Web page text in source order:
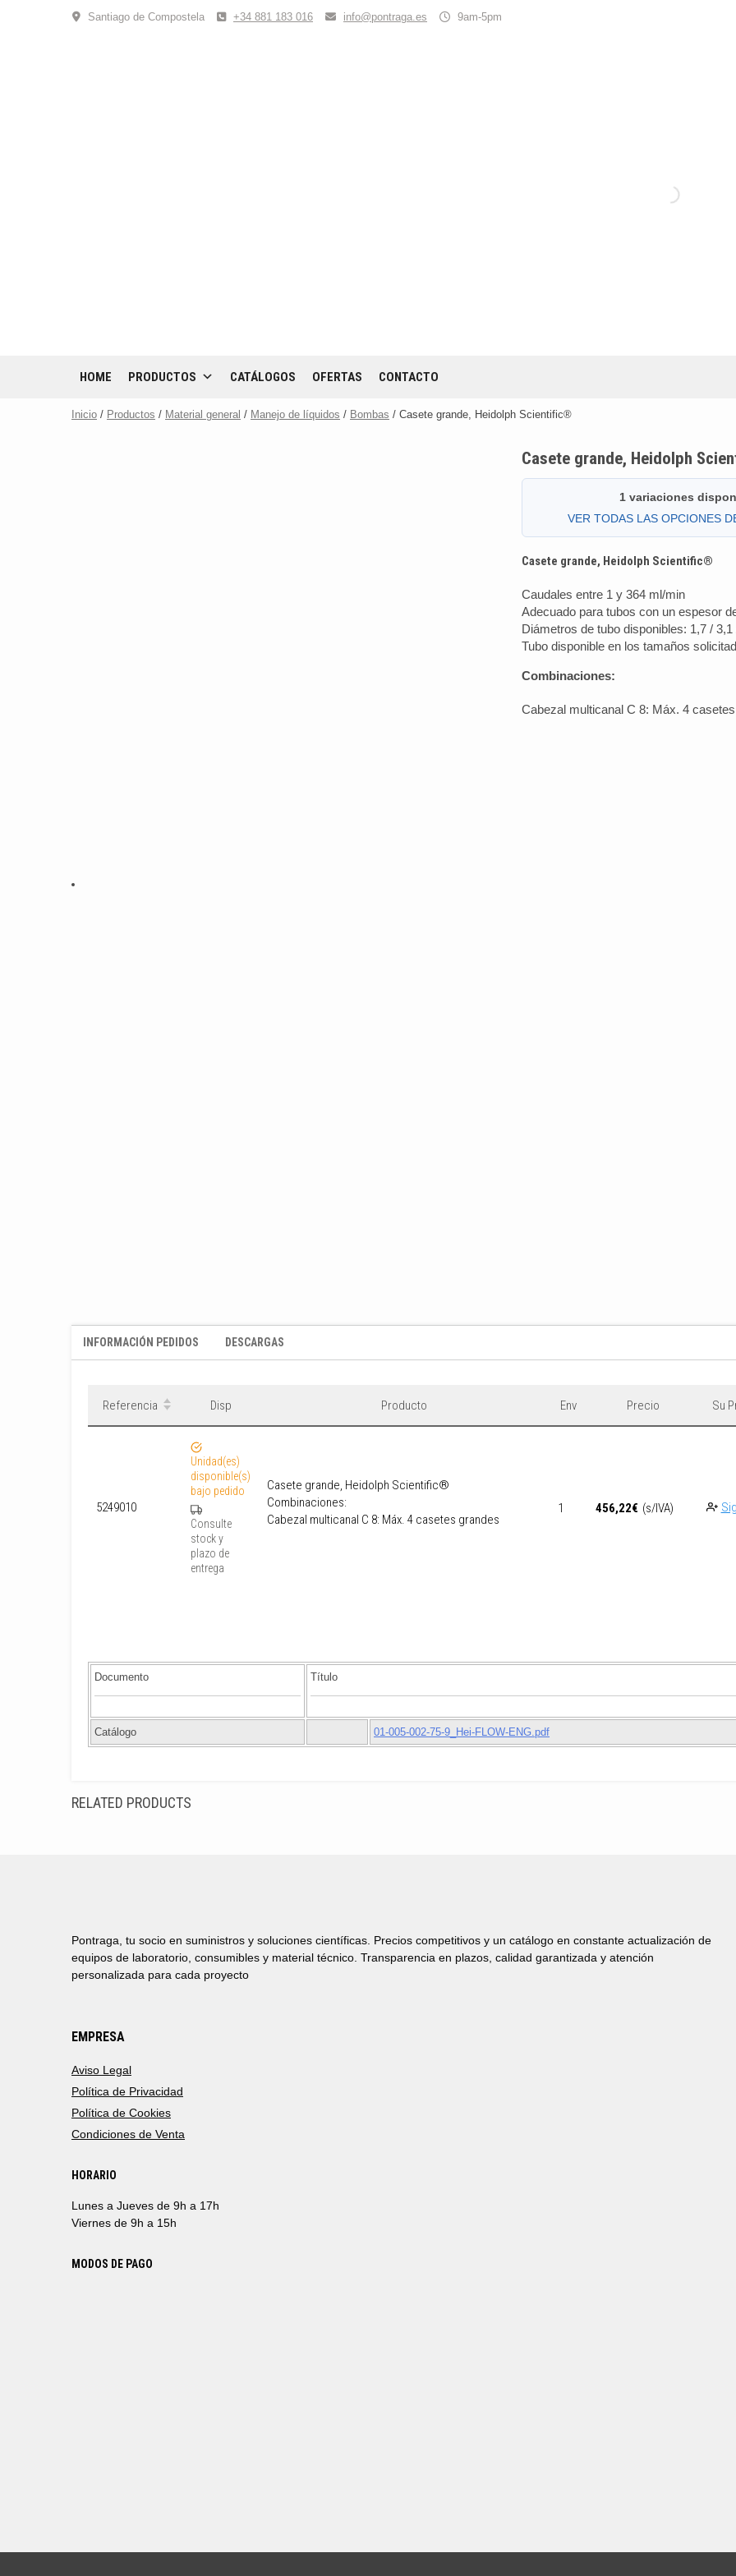
Santiago de Compostela +34 881 183 016 info@pontraga.es 9am-5pm
HOME PRODUCTOS CATÁLOGOS OFERTAS CONTACTO
Inicio / Productos / Material general / Manejo de líquidos / Bombas / Casete grande, Heidolph Scientific®
Casete grande, Heidolph
1 variaciones
VER TODAS LAS OPCIONES
Casete grande, Heidolph Scientific®
Caudales entre 1 y 364 ml/min
Adecuado para tubos con un espesor
Diámetros de tubo disponibles: 1,7 /
Tubo disponible en los tamaños
Combinaciones:
Cabezal multicanal C 8: Máx. 4
INFORMACIÓN PEDIDOS DESCARGAS
Referencia Disp Producto Env Precio Su
5249010
Unidad(es)
disponible(s)
bajo pedido
Consulte
stock y
plazo de
entrega
Casete grande, Heidolph Scientific®
Combinaciones:
Cabezal multicanal C 8: Máx. 4 casetes grandes
1 456,22€ (s/IVA)
Documento Título
Catálogo 01-005-002-75-9_Hei-FLOW-ENG.pdf
RELATED PRODUCTS
Pontraga, tu socio en suministros y soluciones científicas. Precios competitivos y un catálogo en constante actualización de
equipos de laboratorio, consumibles y material técnico. Transparencia en plazos, calidad garantizada y atención
personalizada para cada proyecto
EMPRESA
Aviso Legal
Política de Privacidad
Política de Cookies
Condiciones de Venta
HORARIO
Lunes a Jueves de 9h a 17h
Viernes de 9h a 15h
MODOS DE PAGO